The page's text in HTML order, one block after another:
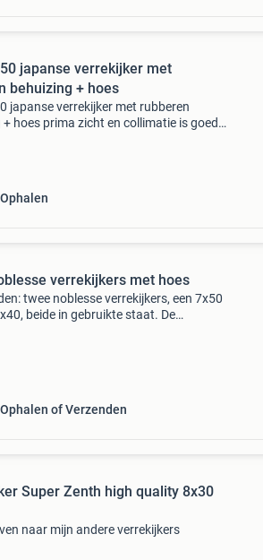
japanse verrekijker met
behuizing + hoes
japanse verrekijker met rubberen
+ hoes prima zicht en collimatie is goed
Ophalen
verrekijkers met hoes
twee noblesse verrekijkers, een 7x50
beide in gebruikte staat. De
Ophalen of Verzenden
Super Zenth high quality 8x30
naar mijn andere verrekijkers